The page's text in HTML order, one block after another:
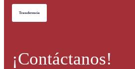
Transferencia
¡Contáctanos!